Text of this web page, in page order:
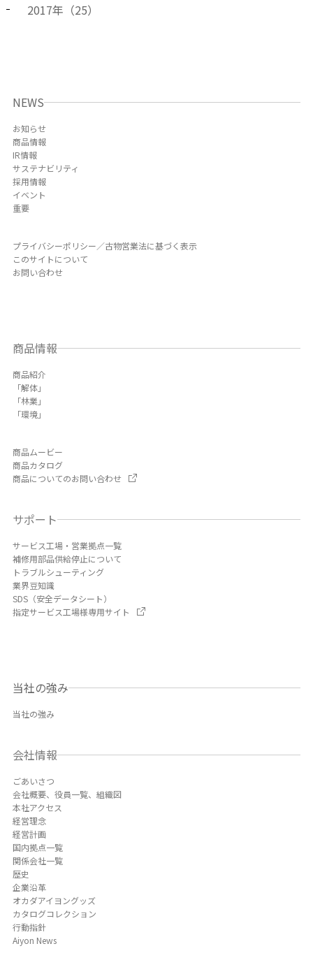
2017年（25）
NEWS
お知らせ
商品情報
IR情報
サステナビリティ
採用情報
イベント
重要
プライバシーポリシー／古物営業法に基づく表示
このサイトについて
お問い合わせ
商品情報
商品紹介
「解体」
「林業」
「環境」
商品ムービー
商品カタログ
商品についてのお問い合わせ
サポート
サービス工場・営業拠点一覧
補修用部品供給停止について
トラブルシューティング
業界豆知識
SDS（安全データシート）
指定サービス工場様専用サイト
当社の強み
当社の強み
会社情報
ごあいさつ
会社概要、役員一覧、組織図
本社アクセス
経営理念
経営計画
国内拠点一覧
関係会社一覧
歴史
企業沿革
オカダアイヨングッズ
カタログコレクション
行動指針
Aiyon News